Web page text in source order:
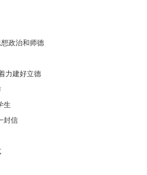
政治和师德
力建好立德
生
封信